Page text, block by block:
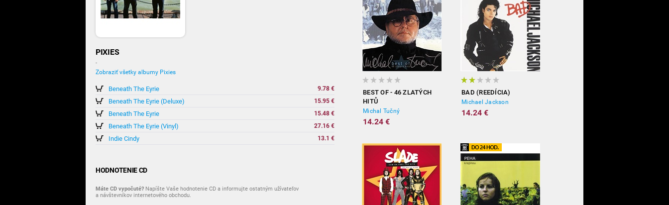
PIXIES
-
Zobraziť všetky albumy Pixies
Beneath The Eyrie 9.78 €
Beneath The Eyrie (Deluxe) 15.95 €
Beneath The Eyrie 15.48 €
Beneath The Eyrie (Vinyl) 27.16 €
Indie Cindy 13.1 €
HODNOTENIE CD
Máte CD vypočuté? Napíšte Vaše hodnotenie CD a informujte ostatným užívateľov
a návštevníkov internetového obchodu.
BEST OF - 46 ZLATÝCH
HITŮ
Michal Tučný
14.24 €
BAD (REEDÍCIA)
Michael Jackson
14.24 €